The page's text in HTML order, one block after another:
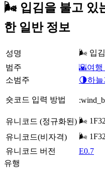
🌬️ 입김을 불고 있
한 일반 정보
성명
🌬️ 입김
범주
🌇여행
소범주
🌗하늘
숏코드 입력 방법
유니코드 (정규화된) 🌬️
유니코드(비자격)
🌬
유니코드 버전
E0.7
유행